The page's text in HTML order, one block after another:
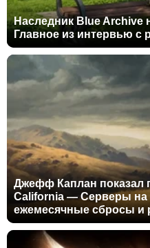
Наследник Blue Archive
Главное из интервью с
Джефф Каплан показал
California — Серверы на
ежемесячные сбросы и